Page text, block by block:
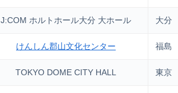
J:COM ホルトホール大分 大ホール 大分
けんしん郡山文化センター 福島
TOKYO DOME CITY HALL 東京